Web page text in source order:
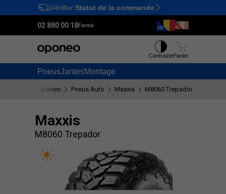
Ctrl M
Vérifier Statut de la commande
02 880 00 18Fermé
PneusJantesMontage
ContrastePanier
Oponeo Pneus Auto Maxxis M8060 Trepador
Maxxis
M8060 Trepador